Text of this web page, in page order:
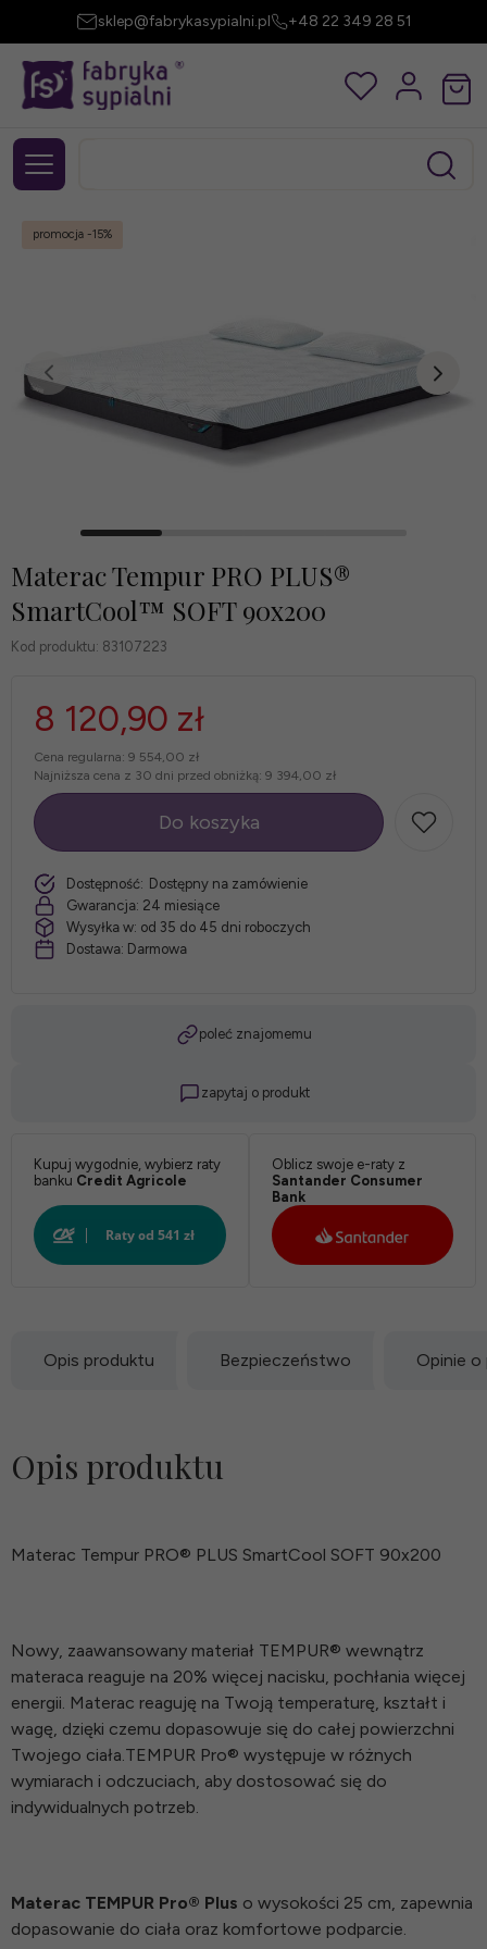
sklep@fabrykasypialni.pl +48 22 349 28 51
promocja -15%
Materac Tempur PRO PLUS®
SmartCool™ SOFT 90x200
Kod produktu: 83107223
8 120,90 zł
Cena regularna: 9 554,00 zł
Najniższa cena z 30 dni przed obniżką: 9 394,00 zł
szt.
Do koszyka
Dostępność: Dostępny na zamówienie
Gwarancja: 24 miesiące
Wysyłka w: od 35 do 45 dni roboczych
Dostawa: Darmowa
poleć znajomemu
zapytaj o produkt
Kupuj wygodnie, wybierz raty
banku Credit Agricole
Oblicz swoje e-raty z
Santander Consumer
Bank
Opis produktu Bezpieczeństwo Opinie o
Opis produktu
Materac Tempur PRO® PLUS SmartCool SOFT 90x200
Nowy, zaawansowany materiał TEMPUR® wewnątrz
materaca reaguje na 20% więcej nacisku, pochłania więcej
energii. Materac reaguję na Twoją temperaturę, kształt i
wagę, dzięki czemu dopasowuje się do całej powierzchni
Twojego ciała.TEMPUR Pro® występuje w różnych
wymiarach i odczuciach, aby dostosować się do
indywidualnych potrzeb.
Materac TEMPUR Pro® Plus o wysokości 25 cm, zapewnia
dopasowanie do ciała oraz komfortowe podparcie.